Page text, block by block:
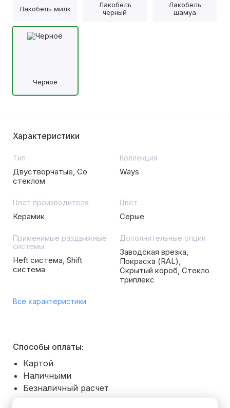
Лакобель милк
Лакобель
черный
Лакобель
шамуа
Черное
Характеристики
Тип
Двустворчатые, Со
стеклом
Коллекция
Ways
Цвет производителя
Керамик
Цвет
Серые
Применимые раздвижные
системы
Heft система, Shift
система
Дополнительные опции
Заводская врезка,
Покраска (RAL),
Скрытый короб, Стекло
триплекс
Все характеристики
Способы оплаты:
Картой
Наличными
Безналичный расчет